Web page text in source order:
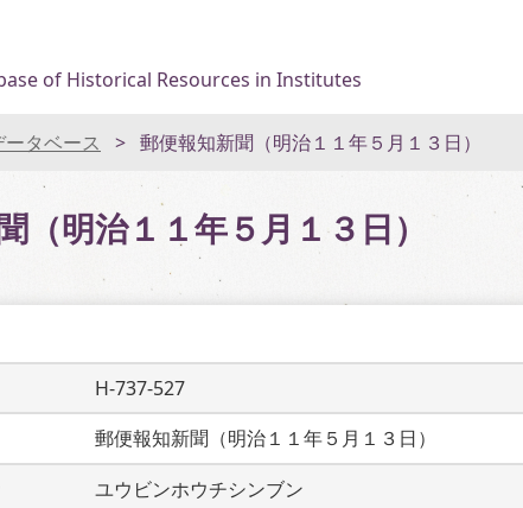
of Historical Resources in Institutes
タベース 郵便報知新聞（明治１１年５月１３日）
（明治１１年５月１３日）
H-737-527
郵便報知新聞（明治１１年５月１３日）
ユウビンホウチシンブン